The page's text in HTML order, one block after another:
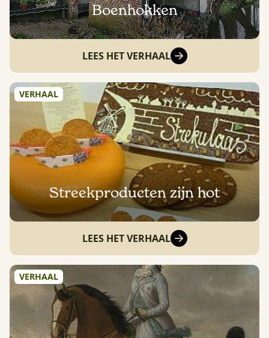
Boenhokken
LEES HET VERHAAL
VERHAAL
Streekproducten zijn hot
LEES HET VERHAAL
VERHAAL